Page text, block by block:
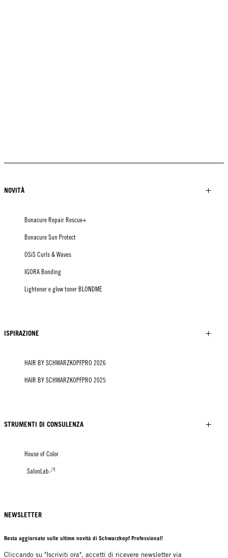
NOVITÀ
Bonacure Repair Rescue+
Bonacure Sun Protect
OSiS Curls & Waves
IGORA Bonding
Lightener e glow toner BLONDME
ISPIRAZIONE
HAIR BY SCHWARZKOPFPRO 2026
HAIR BY SCHWARZKOPFPRO 2025
STRUMENTI DI CONSULENZA
House of Color
SalonLab
NEWSLETTER
Resta aggiornato sulle ultime novità di Schwarzkopf Professional!
Cliccando su "Iscriviti ora", accetti di ricevere newsletter via